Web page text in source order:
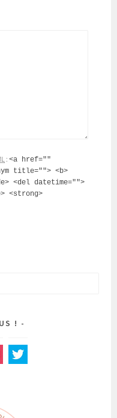
:<a href=""
title=""> <b>
<del datetime="">
<strong>
!